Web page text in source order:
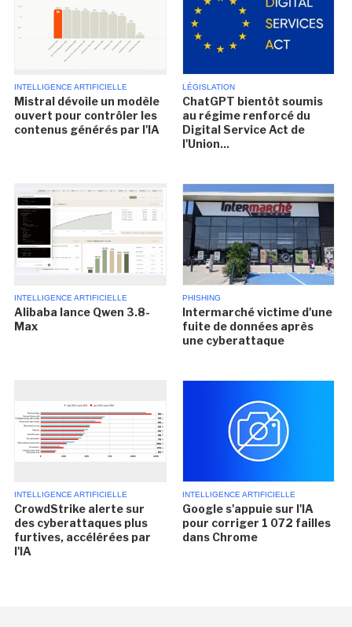
INTELLIGENCE ARTIFICIELLE
Mistral dévoile un modèle
ouvert pour contrôler les
contenus générés par l'IA
LÉGISLATION
ChatGPT bientôt soumis
au régime renforcé du
Digital Service Act de
l'Union...
INTELLIGENCE ARTIFICIELLE
Alibaba lance Qwen 3.8-
Max
PHISHING
Intermarché victime d'une
fuite de données après
une cyberattaque
INTELLIGENCE ARTIFICIELLE
CrowdStrike alerte sur
des cyberattaques plus
furtives, accélérées par
l'IA
INTELLIGENCE ARTIFICIELLE
Google s'appuie sur l'IA
pour corriger 1 072 failles
dans Chrome